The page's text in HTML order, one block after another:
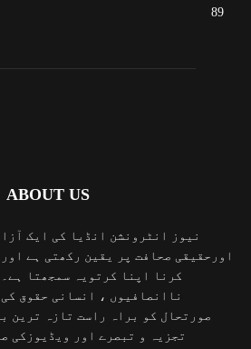
89
ABOUT US
نیوز انٹرونشن انڈیا کی ایک
اورحقیقی صحافت پر یقین رکھتی ہے
کرنا اپنا کرتویہ سمجھتا
ناانصافیوں ، انسانی حقوق
صورتحال کو براہ راست تازہ ترین
تجزیہ و تبصرے اور ویڈیوزکی